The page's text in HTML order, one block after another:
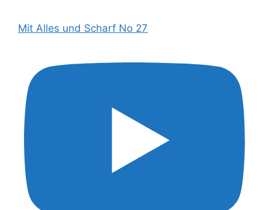
Mit Alles und Scharf No 27